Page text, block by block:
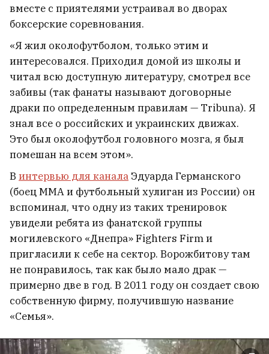
вместе с приятелями устраивал во дворах
боксерские соревнования.
«Я жил околофутболом, только этим и
интересовался. Приходил домой из школы и
читал всю доступную литературу, смотрел все
забивы (так фанаты называют договорные
драки по определенным правилам — Tribuna). Я
знал все о российских и украинских движах.
Это был околофутбол головного мозга, я был
помешан на всем этом».
В интервью для канала Эдуарда Германского
(боец ММА и футбольный хулиган из России) он
вспоминал, что одну из таких тренировок
увидели ребята из фанатской группы
могилевского «Днепра» Fighters Firm и
пригласили к себе на сектор. Ворожбитову там
не понравилось, так как было мало драк —
примерно две в год. В 2011 году он создает свою
собственную фирму, получившую название
«Семья».